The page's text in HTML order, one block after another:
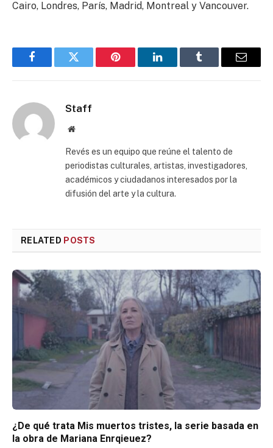
Cairo, Londres, París, Madrid, Montreal y Vancouver.
FacebookTwitter Pinterest LinkedInTumblr Email
Staff
Website
Revés es un equipo que reúne el talento de
periodistas culturales, artistas, investigadores,
académicos y ciudadanos interesados por la
difusión del arte y la cultura.
RELATED POSTS
¿De qué trata Mis muertos tristes, la serie basada en
la obra de Mariana Enrqieuez?